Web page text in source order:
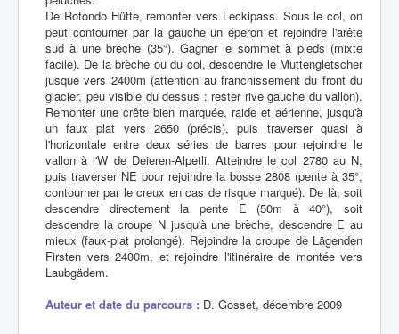
De Rotondo Hütte, remonter vers Leckipass. Sous le col, on
peut contourner par la gauche un éperon et rejoindre l'arête
sud à une brèche (35°). Gagner le sommet à pieds (mixte
facile). De la brèche ou du col, descendre le Muttengletscher
jusque vers 2400m (attention au franchissement du front du
glacier, peu visible du dessus : rester rive gauche du vallon).
Remonter une crête bien marquée, raide et aérienne, jusqu'à
un faux plat vers 2650 (précis), puis traverser quasi à
l'horizontale entre deux séries de barres pour rejoindre le
vallon à l'W de Deieren-Alpetli. Atteindre le col 2780 au N,
puis traverser NE pour rejoindre la bosse 2808 (pente à 35°,
contourner par le creux en cas de risque marqué). De là, soit
descendre directement la pente E (50m à 40°), soit
descendre la croupe N jusqu'à une brèche, descendre E au
mieux (faux-plat prolongé). Rejoindre la croupe de Lägenden
Firsten vers 2400m, et rejoindre l'itinéraire de montée vers
Laubgädem.
Auteur et date du parcours : D. Gosset, décembre 2009